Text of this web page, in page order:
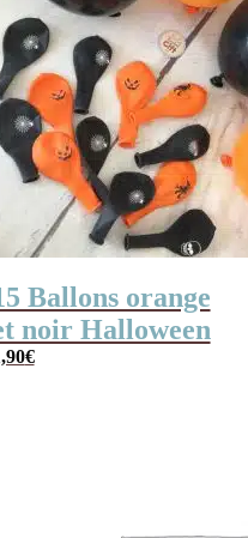
Ballons orange
noir Halloween
€